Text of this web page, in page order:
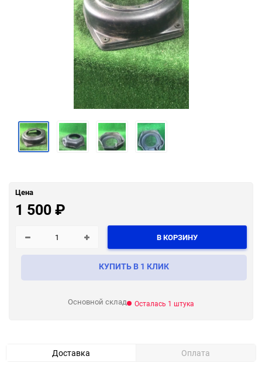
Цена
1 500₽
В КОРЗИНУ
КУПИТЬ В 1 КЛИК
Основной склад Осталась 1 штука
Доставка Оплата